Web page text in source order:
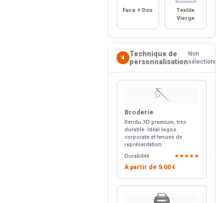
Face + Dos
Textile
Vierge
4
Technique de
personnalisation
Non
sélectionné
🪡
Broderie
Rendu 3D premium, très
durable. Idéal logos
corporate et tenues de
représentation.
Durabilité
★★★★★
À partir de 5.00 €